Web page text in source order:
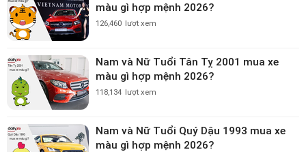
màu gì hợp mệnh 2026?
126,460 lượt xem
Nam và Nữ Tuổi Tân Tỵ 2001 mua xe
màu gì hợp mệnh 2026?
118,134 lượt xem
Nam và Nữ Tuổi Quý Dậu 1993 mua xe
màu gì hợp mệnh 2026?